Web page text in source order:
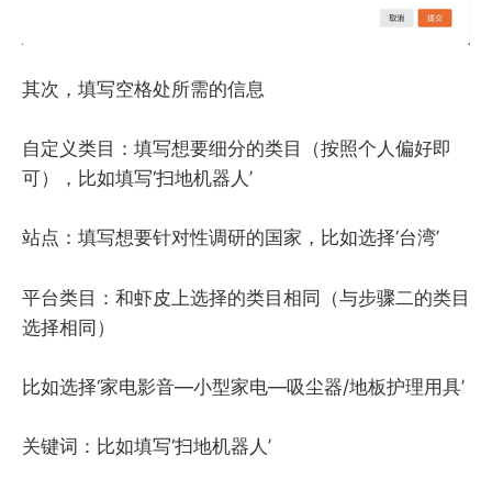
其次，填写空格处所需的信息
自定义类目：填写想要细分的类目（按照个人偏好即
可），比如填写‘扫地机器人’
站点：填写想要针对性调研的国家，比如选择‘台湾’
平台类目：和虾皮上选择的类目相同（与步骤二的类目
选择相同）
比如选择‘家电影音—小型家电—吸尘器/地板护理用具’
关键词：比如填写‘扫地机器人’